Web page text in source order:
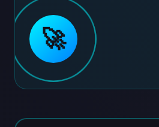
🚀